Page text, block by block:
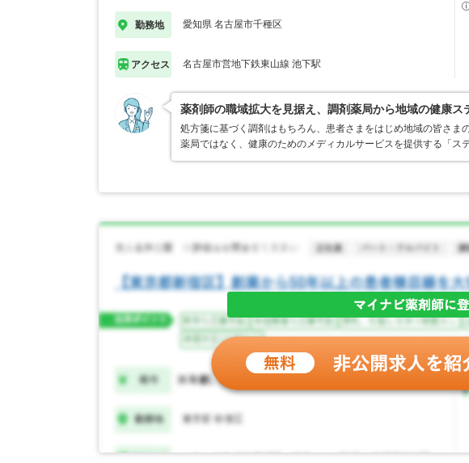
勤務地 愛知県 名古屋市千種区
アクセス 名古屋市営地下鉄東山線 池下駅
薬剤師の職域拡大を見据え、調剤薬局から地域の健康ス
処方箋に基づく調剤はもちろん、患者さまをはじめ地域の皆さま
薬局ではなく、健康のためのメディカルサービスを提供する「